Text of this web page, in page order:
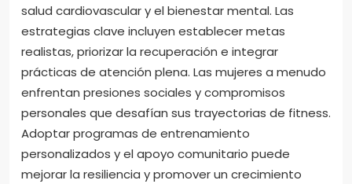
salud cardiovascular y el bienestar mental. Las
estrategias clave incluyen establecer metas
realistas, priorizar la recuperación e integrar
prácticas de atención plena. Las mujeres a menudo
enfrentan presiones sociales y compromisos
personales que desafían sus trayectorias de fitness.
Adoptar programas de entrenamiento
personalizados y el apoyo comunitario puede
mejorar la resiliencia y promover un crecimiento